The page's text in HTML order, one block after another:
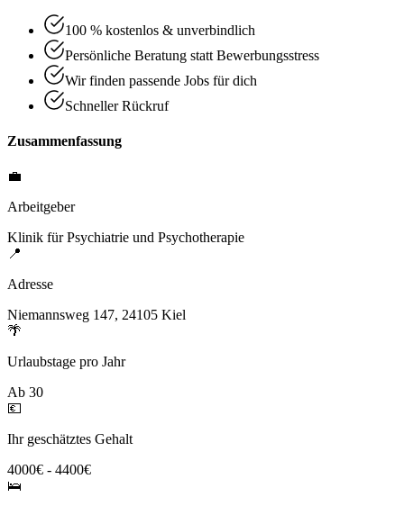
100 % kostenlos & unverbindlich
Persönliche Beratung statt Bewerbungsstress
Wir finden passende Jobs für dich
Schneller Rückruf
Zusammenfassung
💼
Arbeitgeber
Klinik für Psychiatrie und Psychotherapie
📍
Adresse
Niemannsweg 147, 24105 Kiel
🌴
Urlaubstage pro Jahr
Ab 30
💶
Ihr geschätztes Gehalt
4000€ - 4400€
🛌